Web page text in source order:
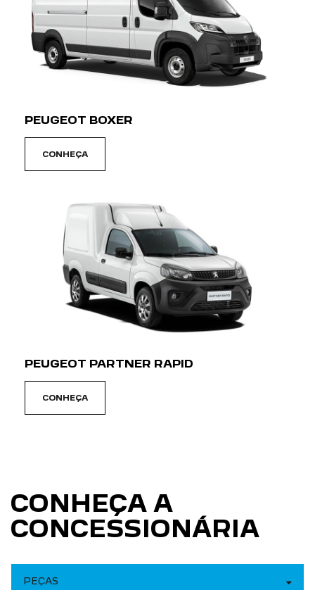
PEUGEOT BOXER
CONHEÇA
PEUGEOT PARTNER RAPID
CONHEÇA
CONHEÇA A
CONCESSIONÁRIA
PEÇAS